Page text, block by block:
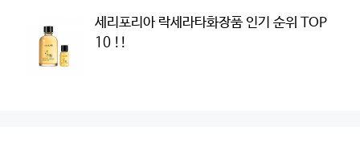
세리포리아 락세라타화장품 인기 순위 TOP
10 !!